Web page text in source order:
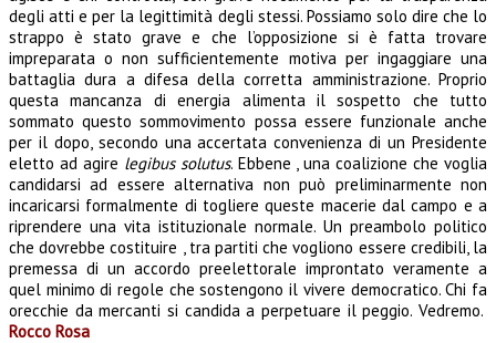
degli atti e per la legittimità degli stessi. Possiamo solo dire che lo
strappo è stato grave e che l’opposizione si è fatta trovare
impreparata o non sufficientemente motiva per ingaggiare una
battaglia dura a difesa della corretta amministrazione. Proprio
questa mancanza di energia alimenta il sospetto che tutto
sommato questo sommovimento possa essere funzionale anche
per il dopo, secondo una accertata convenienza di un Presidente
eletto ad agire legibus solutus. Ebbene , una coalizione che voglia
candidarsi ad essere alternativa non può preliminarmente non
incaricarsi formalmente di togliere queste macerie dal campo e a
riprendere una vita istituzionale normale. Un preambolo politico
che dovrebbe costituire , tra partiti che vogliono essere credibili, la
premessa di un accordo preelettorale improntato veramente a
quel minimo di regole che sostengono il vivere democratico. Chi fa
orecchie da mercanti si candida a perpetuare il peggio. Vedremo.
Rocco Rosa